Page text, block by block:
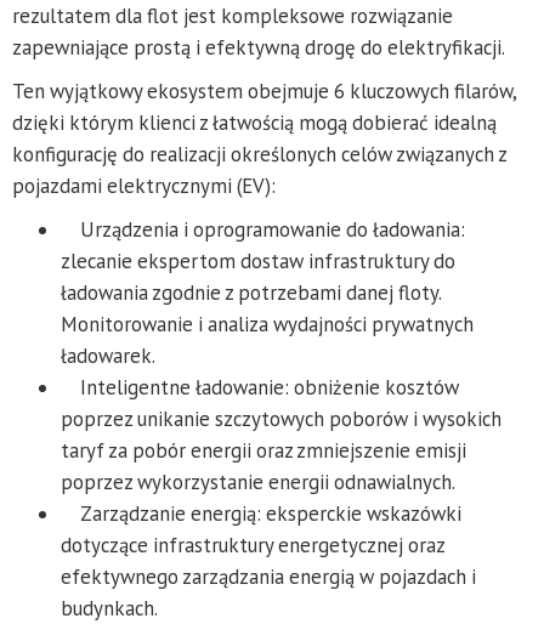
rezultatem dla flot jest kompleksowe rozwiązanie
zapewniające prostą i efektywną drogę do elektryfikacji.
Ten wyjątkowy ekosystem obejmuje 6 kluczowych filarów,
dzięki którym klienci z łatwością mogą dobierać idealną
konfigurację do realizacji określonych celów związanych z
pojazdami elektrycznymi (EV):
Urządzenia i oprogramowanie do ładowania:
zlecanie ekspertom dostaw infrastruktury do
ładowania zgodnie z potrzebami danej floty.
Monitorowanie i analiza wydajności prywatnych
ładowarek.
Inteligentne ładowanie: obniżenie kosztów
poprzez unikanie szczytowych poborów i wysokich
taryf za pobór energii oraz zmniejszenie emisji
poprzez wykorzystanie energii odnawialnych.
Zarządzanie energią: eksperckie wskazówki
dotyczące infrastruktury energetycznej oraz
efektywnego zarządzania energią w pojazdach i
budynkach.